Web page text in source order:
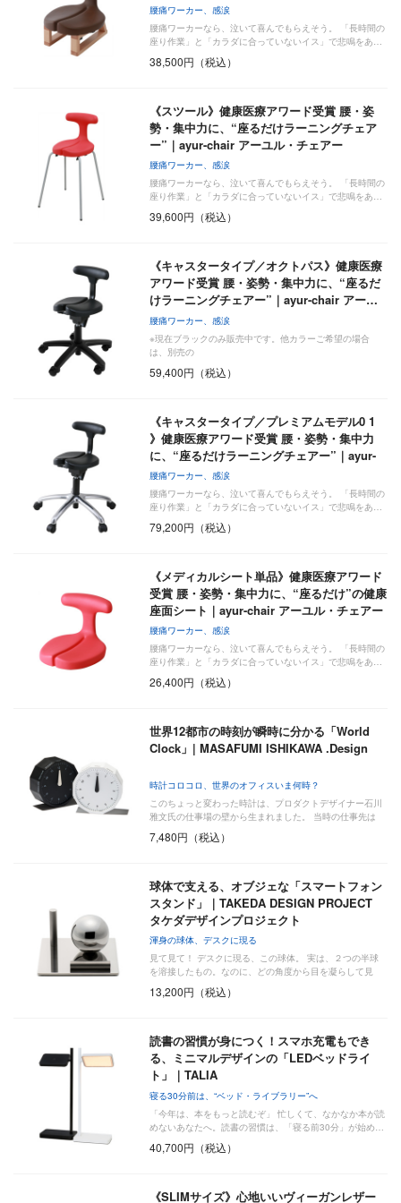
腰痛ワーカー、感涙
腰痛ワーカーなら、泣いて喜んでもらえそう。 「長時間の
座り作業」と「カラダに合っていないイス」で悲鳴をあ…
38,500円（税込）
《スツール》健康医療アワード受賞 腰・姿
勢・集中力に、“座るだけラーニングチェア
ー”｜ayur-chair アーユル・チェアー
腰痛ワーカー、感涙
腰痛ワーカーなら、泣いて喜んでもらえそう。 「長時間の
座り作業」と「カラダに合っていないイス」で悲鳴をあ…
39,600円（税込）
《キャスタータイプ／オクトパス》健康医療
アワード受賞 腰・姿勢・集中力に、“座るだ
けラーニングチェアー”｜ayur-chair アー…
腰痛ワーカー、感涙
※現在ブラックのみ販売中です。他カラーご希望の場合
は、別売の
59,400円（税込）
《キャスタータイプ／プレミアムモデル0 1
》健康医療アワード受賞 腰・姿勢・集中力
に、“座るだけラーニングチェアー”｜ayur-
…
腰痛ワーカー、感涙
腰痛ワーカーなら、泣いて喜んでもらえそう。 「長時間の
座り作業」と「カラダに合っていないイス」で悲鳴をあ…
79,200円（税込）
《メディカルシート単品》健康医療アワード
受賞 腰・姿勢・集中力に、“座るだけ”の健康
座面シート｜ayur-chair アーユル・チェアー
腰痛ワーカー、感涙
腰痛ワーカーなら、泣いて喜んでもらえそう。 「長時間の
座り作業」と「カラダに合っていないイス」で悲鳴をあ…
26,400円（税込）
世界12都市の時刻が瞬時に分かる「World
Clock」| MASAFUMI ISHIKAWA .Design
時計コロコロ、世界のオフィスいま何時？
このちょっと変わった時計は、プロダクトデザイナー石川
雅文氏の仕事場の壁から生まれました。 当時の仕事先は
7,480円（税込）
球体で支える、オブジェな「スマートフォン
スタンド」｜TAKEDA DESIGN PROJECT
タケダデザインプロジェクト
渾身の球体、デスクに現る
見て見て！ デスクに現る、この球体。 実は、２つの半球
を溶接したもの。なのに、どの角度から目を凝らして見
13,200円（税込）
読書の習慣が身につく！スマホ充電もでき
る、ミニマルデザインの「LEDベッドライ
ト」｜TALIA
寝る30分前は、“ベッド・ライブラリー”へ
「今年は、本をもっと読むぞ」 忙しくて、なかなか本が読
めないあなたへ。読書の習慣は、「寝る前30分」が始め…
40,700円（税込）
《SLIMサイズ》心地いいヴィーガンレザー